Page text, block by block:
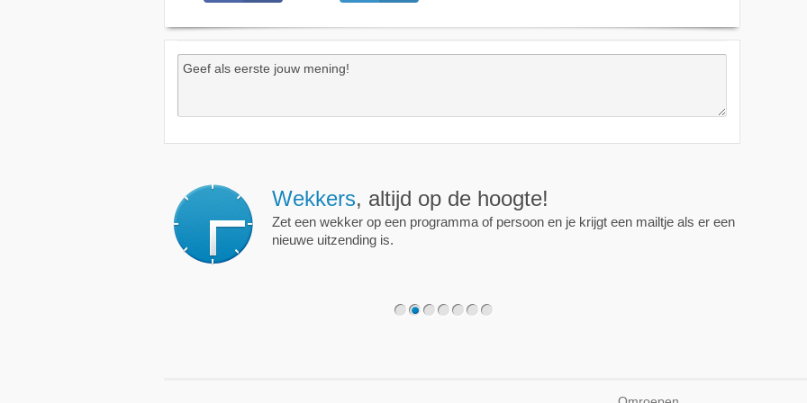
Wekkers, altijd op de hoogte!
Zet een wekker op een programma of persoon en je krijgt een mailtje als er een
nieuwe uitzending is.